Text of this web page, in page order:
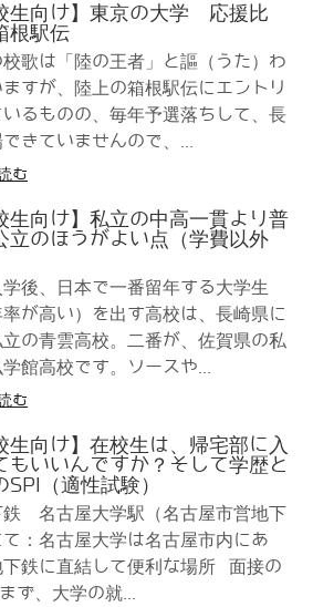
生向け】東京の大学 応援比
根駅伝
校歌は「陸の王者」と謳（うた）わ
すが、陸上の箱根駅伝にエントリ
いるものの、毎年予選落ちして、長
きていませんので、...
む
生向け】私立の中高一貫より普
立のほうがよい点（学費以外
学後、日本で一番留年する大学生
率が高い）を出す高校は、長崎県に
立の青雲高校。二番が、佐賀県の私
館高校です。ソースや...
む
生向け】在校生は、帰宅部に入
もいいんですか？そして学歴と
SPI（適性試験）
鉄 名古屋大学駅（名古屋市営地下
：名古屋大学は名古屋市内にあ
下鉄に直結して便利な場所 面接の
ず、大学の就...